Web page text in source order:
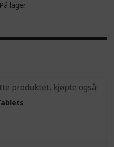
På lager
produktet, kjøpte også: